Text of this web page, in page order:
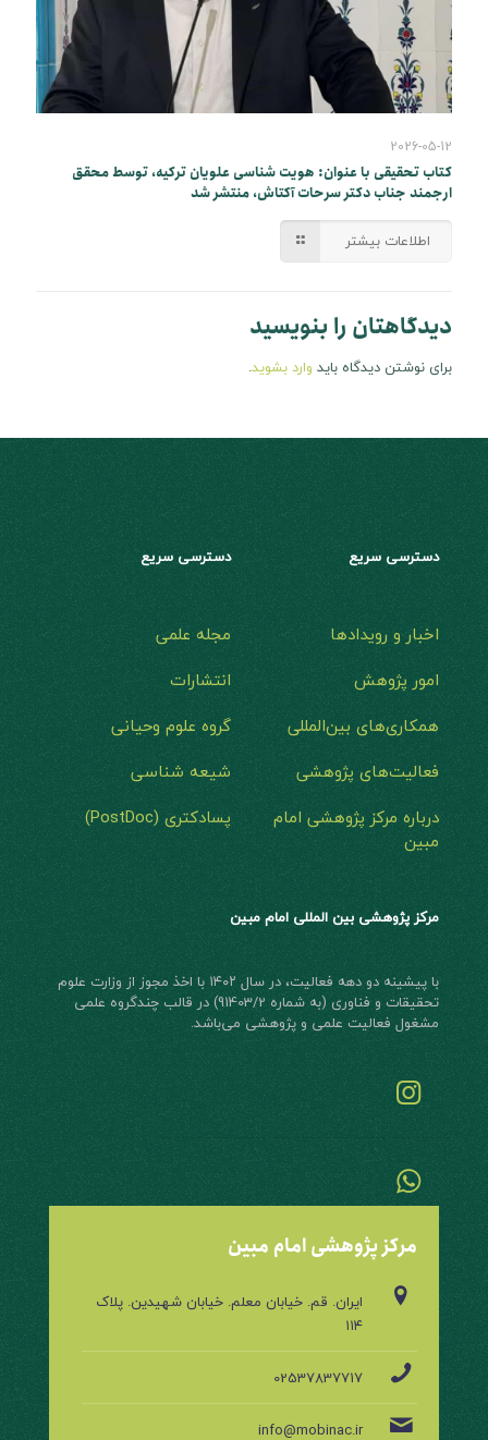
2026-05-12
کتاب تحقیقی با عنوان: هویت شناسی علویان ترکیه، توسط محقق
ارجمند جناب دکتر سرحات آکتاش، منتشر شد
اطلاعات بیشتر
دیدگاهتان را بنویسید
برای نوشتن دیدگاه باید وارد بشوید.
دسترسی سریع
اخبار و رویدادها
امور پژوهش
همکاری‌های بین‌المللی
فعالیت‌های پژوهشی
درباره مرکز پژوهشی امام
مبین
دسترسی سریع
مجله علمی
انتشارات
گروه علوم وحیانی
شیعه شناسی
پسادکتری (PostDoc)
مرکز پژوهشی بین المللی امام مبین
با پیشینه دو دهه فعالیت، در سال ۱۴۰۲ با اخذ مجوز از وزارت علوم
تحقیقات و فناوری (به شماره 91403/2) در قالب چند‌گروه علمی
مشغول فعالیت علمی و پژوهشی می‌باشد.
مرکز پژوهشی امام مبین
ایران. قم. خیابان معلم. خیابان شهیدین. پلاک
۱۱۴
02537837717
info@mobinac.ir